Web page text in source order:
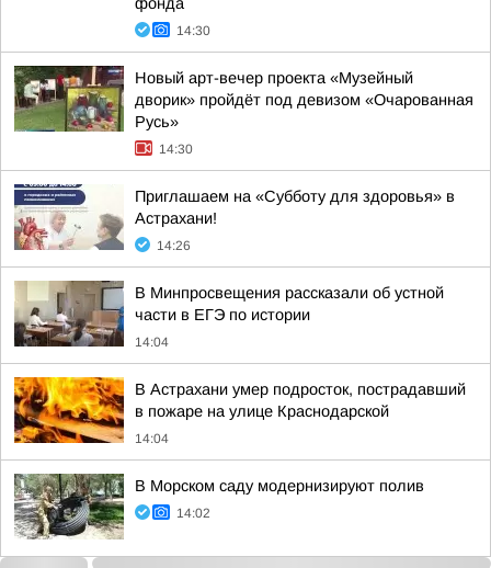
14:30
Новый арт-вечер проекта «Музейный
дворик» пройдёт под девизом «Очарованная
Русь»
14:30
Приглашаем на «Субботу для здоровья» в
Астрахани!
14:26
В Минпросвещения рассказали об устной
части в ЕГЭ по истории
14:04
В Астрахани умер подросток, пострадавший
в пожаре на улице Краснодарской
14:04
В Морском саду модернизируют полив
14:02